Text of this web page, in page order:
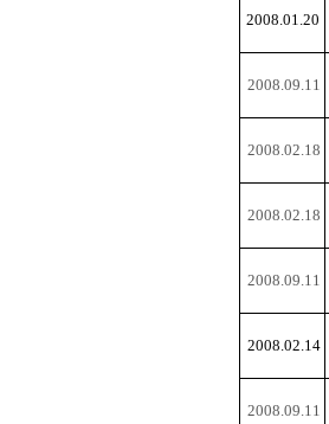
2008.01.20
2008.09.11
2008.02.18
2008.02.18
2008.09.11
2008.02.14
2008.09.11